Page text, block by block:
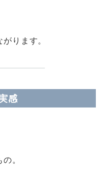
がります。
感
。